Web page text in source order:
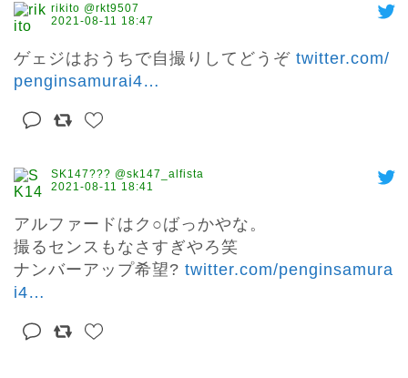
rikito @rkt9507
2021-08-11 18:47
ゲェジはおうちで自撮りしてどうぞ twitter.com/
penginsamurai4…
SK147??? @sk147_alfista
2021-08-11 18:41
アルファードはク○ばっかやな。
撮るセンスもなさすぎやろ笑
ナンバーアップ希望? twitter.com/penginsamura
i4…